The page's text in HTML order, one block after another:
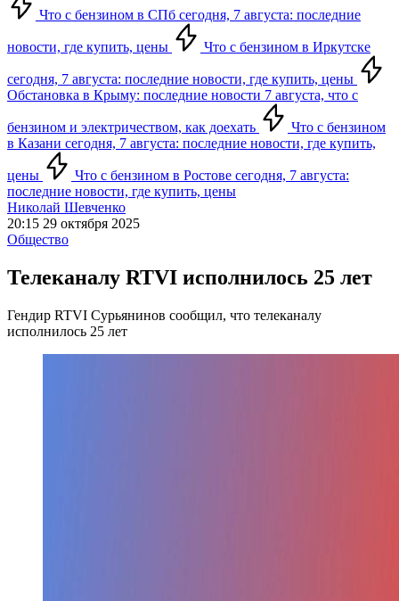
Что с бензином в СПб сегодня, 7 августа: последние
новости, где купить, цены Что с бензином в Иркутске
сегодня, 7 августа: последние новости, где купить, цены
Обстановка в Крыму: последние новости 7 августа, что с
бензином и электричеством, как доехать
Что с бензином
в Казани сегодня, 7 августа: последние новости, где купить,
цены
Что с бензином в Ростове сегодня, 7 августа:
последние новости, где купить, цены
Николай Шевченко
20:15 29 октября 2025
Общество
Телеканалу RTVI исполнилось 25 лет
Гендир RTVI Сурьянинов сообщил, что телеканалу
исполнилось 25 лет